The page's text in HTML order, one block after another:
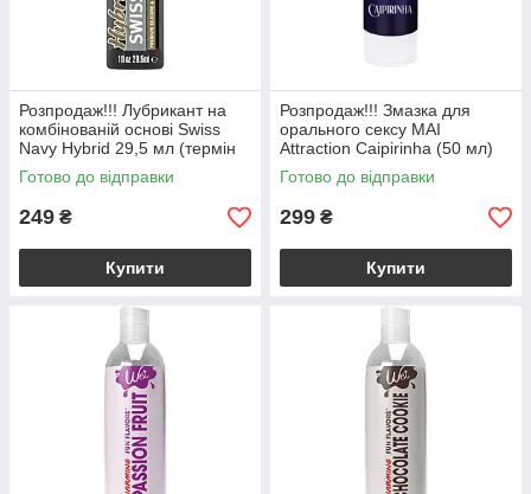
Розпродаж!!! Лубрикант на
комбінованій основі Swiss
Navy Hybrid 29,5 мл (термін
19.02.2027)
Готово до відправки
249 ₴
Купити
Розпродаж!!! Змазка для
орального сексу MAI
Attraction Caipirinha (50 мл)
(термін 09.2026)
Готово до відправки
299 ₴
Купити